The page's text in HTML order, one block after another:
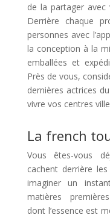
de la partager avec
Derrière chaque
personnes avec
la conception à la
emballées et
Près de vous,
dernières actrices
vivre vos centres
La french
Vous êtes-vous
cachent derrière
imaginer un
matières
dont l’essence est